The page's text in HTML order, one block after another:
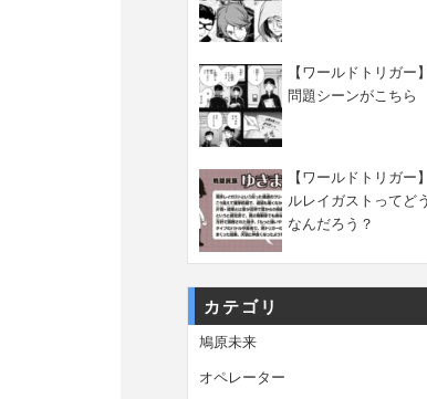
【ワールドトリガー
問題シーンがこちら
【ワールドトリガー
ルレイガストってど
なんだろう？
カテゴリ
鳩原未来
オペレーター